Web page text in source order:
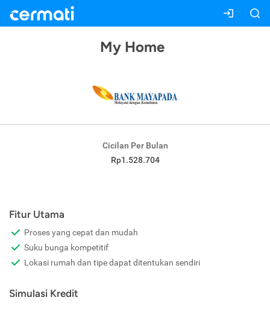
My Home
Cicilan Per Bulan
Rp1.528.704
Fitur Utama
Proses yang cepat dan mudah
Suku bunga kompetitif
Lokasi rumah dan tipe dapat ditentukan sendiri
Simulasi Kredit